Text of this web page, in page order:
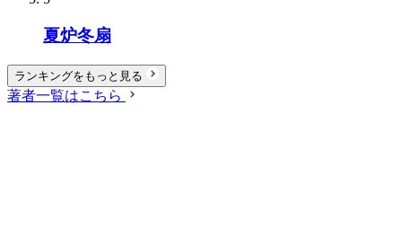
夏炉冬扇
ランキングをもっと見る
著者一覧はこちら